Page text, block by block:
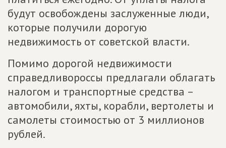
будут освобождены заслуженные люди,
которые получили дорогую
недвижимость от советской власти.
Помимо дорогой недвижимости
справедливороссы предлагали облагать
налогом и транспортные средства –
автомобили, яхты, корабли, вертолеты и
самолеты стоимостью от 3 миллионов
рублей.